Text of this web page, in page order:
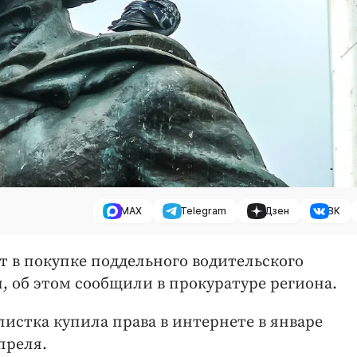
MAX Telegram Дзен ВК
покупке поддельного водительского
об этом сообщили в прокуратуре региона.
купила права в интернете в январе